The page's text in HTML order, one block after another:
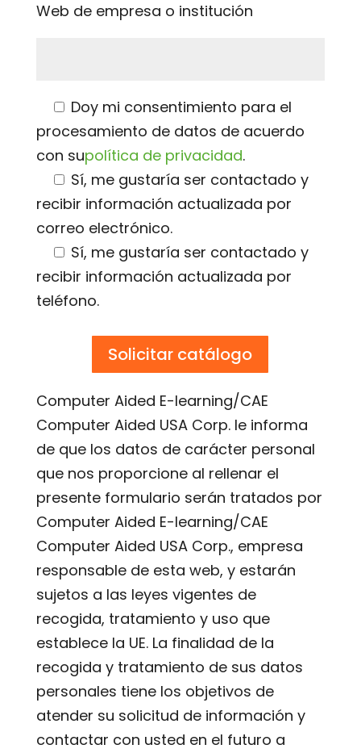
Web de empresa o institución
Doy mi consentimiento para el
procesamiento de datos de acuerdo
con supolítica de privacidad.
Sí, me gustaría ser contactado y
recibir información actualizada por
correo electrónico.
Sí, me gustaría ser contactado y
recibir información actualizada por
teléfono.
Computer Aided E-learning/CAE
Computer Aided USA Corp. le informa
de que los datos de carácter personal
que nos proporcione al rellenar el
presente formulario serán tratados por
Computer Aided E-learning/CAE
Computer Aided USA Corp., empresa
responsable de esta web, y estarán
sujetos a las leyes vigentes de
recogida, tratamiento y uso que
establece la UE. La finalidad de la
recogida y tratamiento de sus datos
personales tiene los objetivos de
atender su solicitud de información y
contactar con usted en el futuro a